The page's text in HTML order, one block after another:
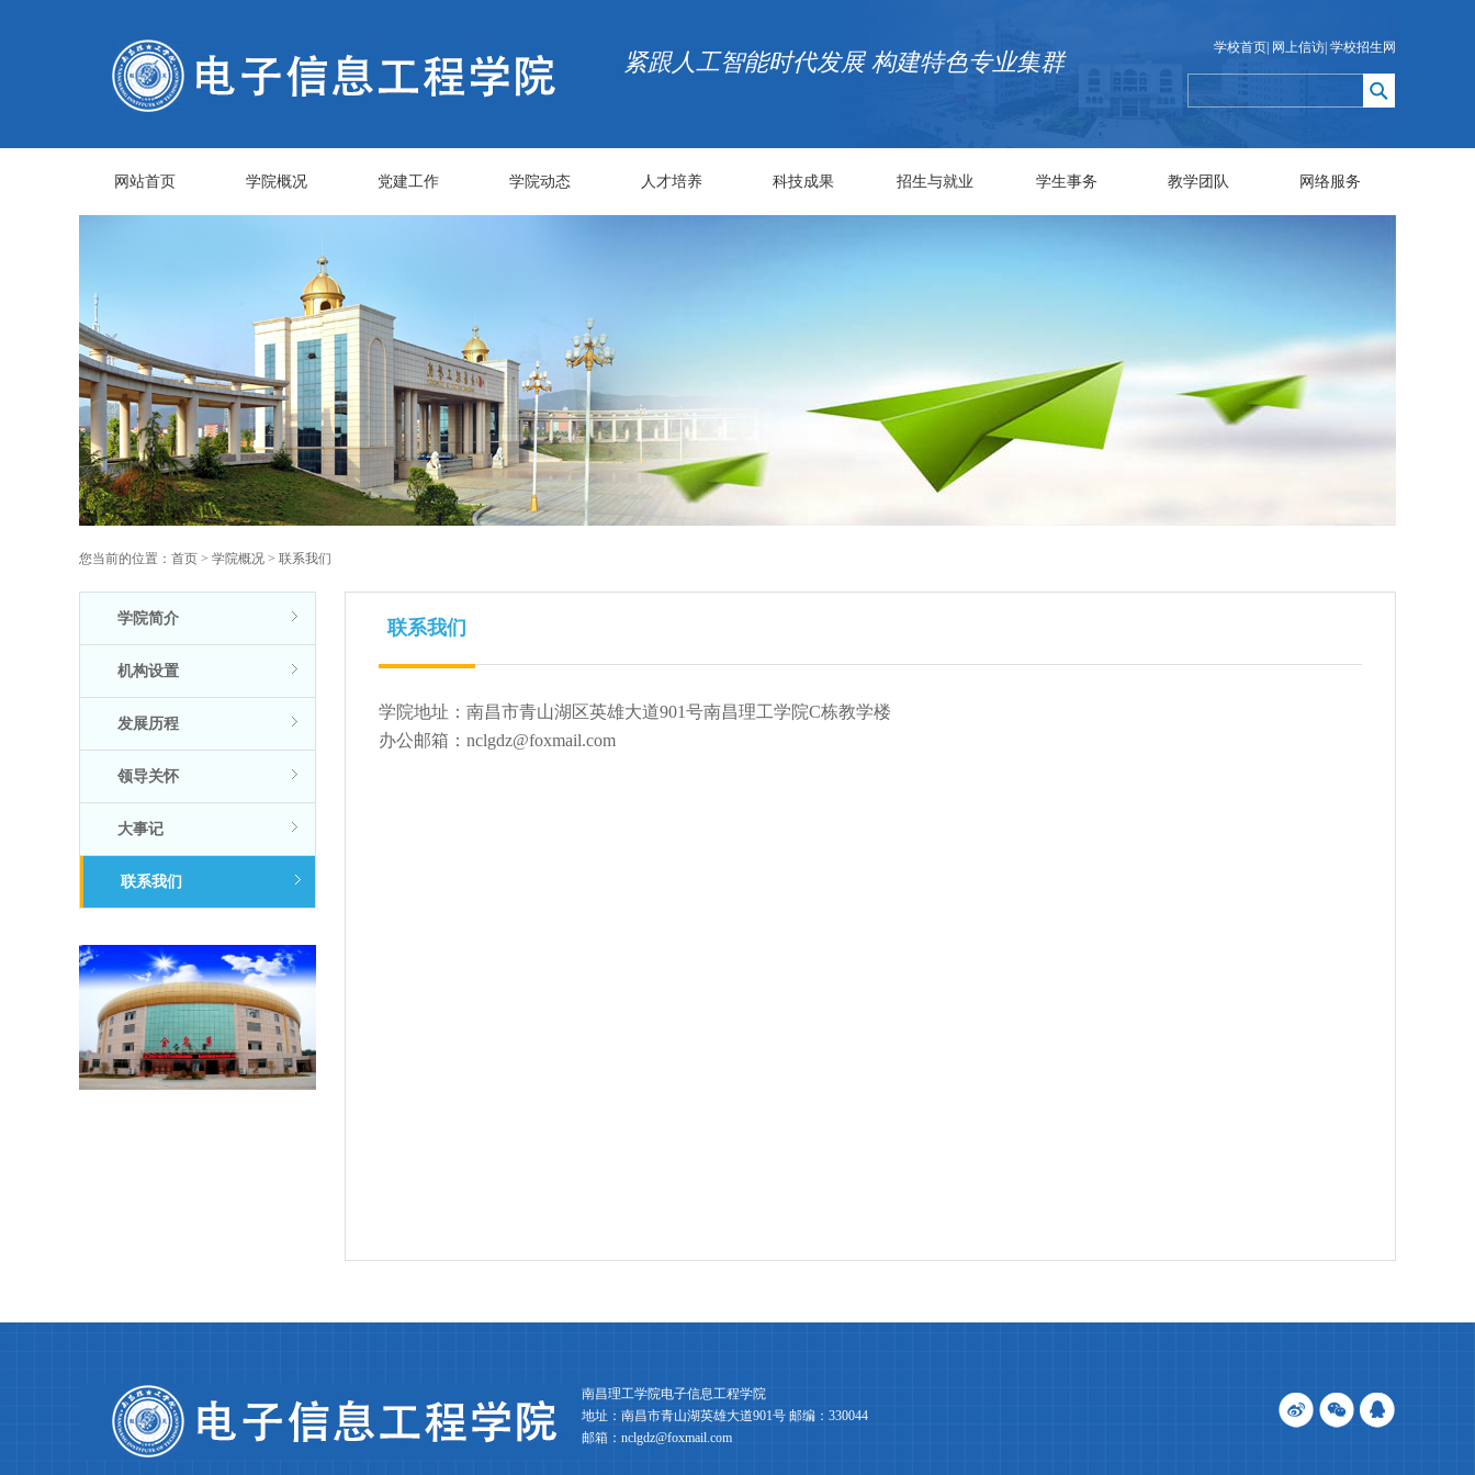
学校首页 网上信访 学校招生网
紧跟人工智能时代发展 构建特色专业集群
网站首页 学院概况 党建工作 学院动态 人才培养 科技成果 招生与就业 学生事务 教学团队 网络服务
您当前的位置： 首页 > 学院概况 > 联系我们
学院简介
机构设置
发展历程
领导关怀
大事记
联系我们
联系我们
学院地址：南昌市青山湖区英雄大道901号南昌理工学院C栋教学楼
办公邮箱：nclgdz@foxmail.com
南昌理工学院电子信息工程学院
地址：南昌市青山湖英雄大道901号 邮编：330044
邮箱：nclgdz@foxmail.com